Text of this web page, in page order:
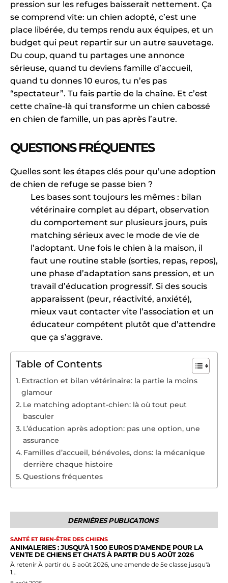
pression sur les refuges baisserait nettement. Ça
se comprend vite: un chien adopté, c’est une
place libérée, du temps rendu aux équipes, et un
budget qui peut repartir sur un autre sauvetage.
Du coup, quand tu partages une annonce
sérieuse, quand tu deviens famille d’accueil,
quand tu donnes 10 euros, tu n’es pas
“spectateur”. Tu fais partie de la chaîne. Et c’est
cette chaîne-là qui transforme un chien cabossé
en chien de famille, un pas après l’autre.
QUESTIONS FRÉQUENTES
Quelles sont les étapes clés pour qu’une adoption
de chien de refuge se passe bien ?
Les bases sont toujours les mêmes : bilan
vétérinaire complet au départ, observation
du comportement sur plusieurs jours, puis
matching sérieux avec le mode de vie de
l’adoptant. Une fois le chien à la maison, il
faut une routine stable (sorties, repas, repos),
une phase d’adaptation sans pression, et un
travail d’éducation progressif. Si des soucis
apparaissent (peur, réactivité, anxiété),
mieux vaut contacter vite l’association et un
éducateur compétent plutôt que d’attendre
que ça s’aggrave.
Table of Contents
Extraction et bilan vétérinaire: la partie la moins
glamour
Le matching adoptant-chien: là où tout peut
basculer
L’éducation après adoption: pas une option, une
assurance
Familles d’accueil, bénévoles, dons: la mécanique
derrière chaque histoire
Questions fréquentes
DERNIÈRES PUBLICATIONS
SANTÉ ET BIEN-ÊTRE DES CHIENS
ANIMALERIES : JUSQU’À 1 500 EUROS D’AMENDE POUR LA
VENTE DE CHIENS ET CHATS À PARTIR DU 5 AOÛT 2026
À retenir À partir du 5 août 2026, une amende de 5e classe jusqu'à
1...